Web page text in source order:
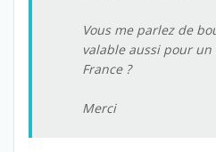
Vous me parlez de
valable aussi pour
France ?
Merci